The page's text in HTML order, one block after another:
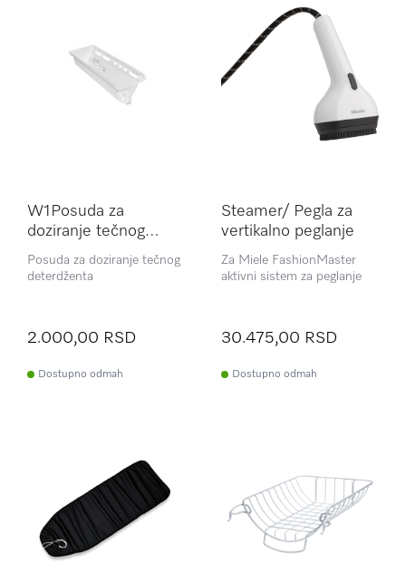
W1Posuda za
doziranje tečnog
deterdženta
Posuda za doziranje tečnog
deterdženta
2.000,00 RSD
Dostupno odmah
Steamer/ Pegla za
vertikalno peglanje
Za Miele FashionMaster
aktivni sistem za peglanje
30.475,00 RSD
Dostupno odmah